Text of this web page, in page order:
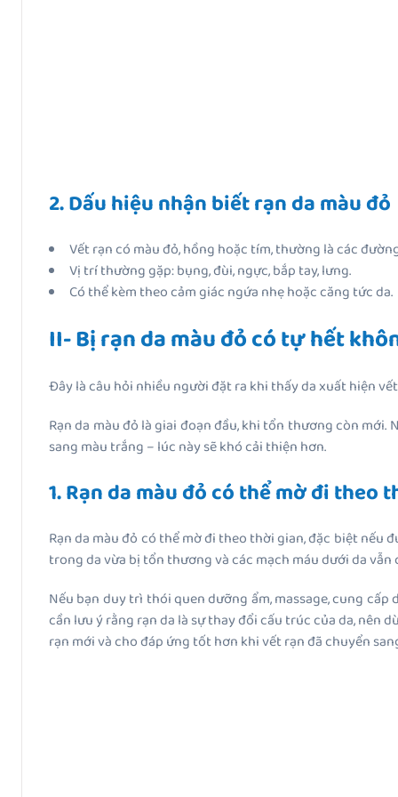
2. Dấu hiệu nhận biết rạn da màu đỏ
Vết rạn có màu đỏ, hồng hoặc tím, thường là các
Vị trí thường gặp: bụng, đùi, ngực, bắp tay, lưng.
Có thể kèm theo cảm giác ngứa nhẹ hoặc căng tức da.
II- Bị rạn da màu đỏ có tự hết
Đây là câu hỏi nhiều người đặt ra khi thấy da xuất hiện
Rạn da màu đỏ là giai đoạn đầu, khi tổn thương còn mới.
sang màu trắng – lúc này sẽ khó cải thiện hơn.
1. Rạn da màu đỏ có thể mờ đi theo
Rạn da màu đỏ có thể mờ đi theo thời gian, đặc biệt nếu
trong da vừa bị tổn thương và các mạch máu dưới da
Nếu bạn duy trì thói quen dưỡng ẩm, massage, cung
cần lưu ý rằng rạn da là sự thay đổi cấu trúc của da, nên
rạn mới và cho đáp ứng tốt hơn khi vết rạn đã chuyển